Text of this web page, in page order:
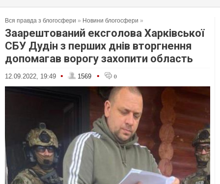
Вся правда з блогосфери » Новини блогосфери »
Заарештований ексголова Харківської
СБУ Дудін з перших днів вторгнення
допомагав ворогу захопити область
12.09.2022, 19:49 • 1569 • 0